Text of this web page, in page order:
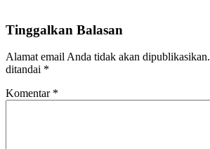
Tinggalkan Balasan
Alamat email Anda tidak akan dipublikasikan.
ditandai *
Komentar *